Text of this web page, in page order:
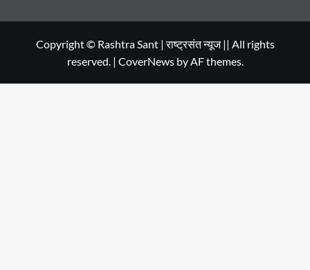
in
Dehradun
Copyright © Rashtra Sant | राष्ट्रसंत न्यूज || All rights
reserved. | CoverNewsby AF themes.